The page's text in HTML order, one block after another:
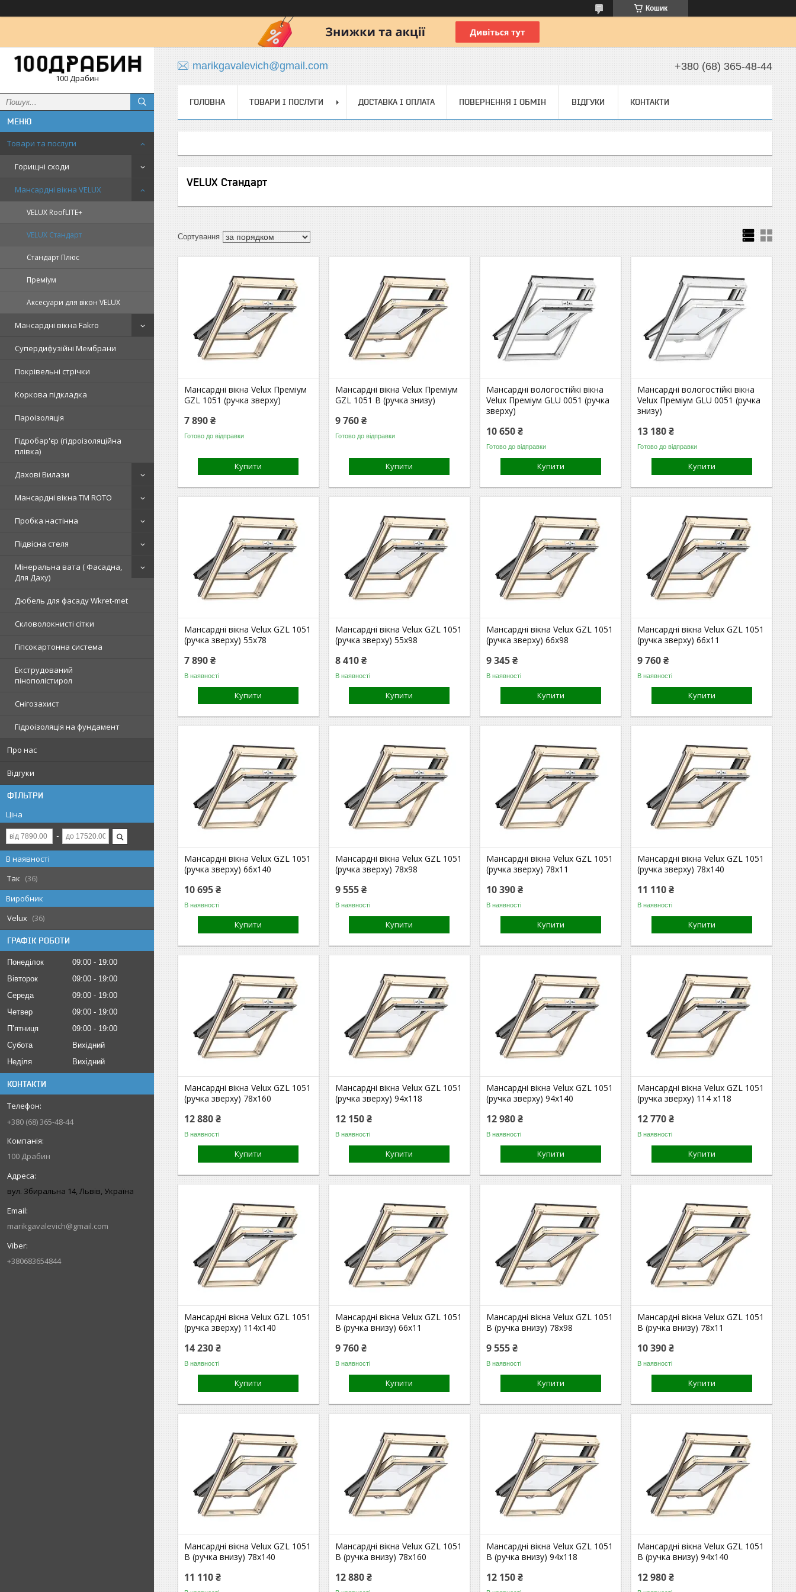
Кошик
100 Драбин
Товари та послуги
Горищні сходи
Мансардні вікна VELUX
VELUX RoofLITE+
VELUX Стандарт
Стандарт Плюс
Преміум
Аксесуари для вікон VELUX
Мансардні вікна Fakro
Супердифузійні Мембрани
Покрівельні стрічки
Коркова підкладка
Пароізоляція
Гідробар'єр (гідроізоляційна
плівка)
Дахові Вилази
Мансардні вікна TM ROTO
Пробка настінна
Підвісна стеля
Мінеральна вата ( Фасадна,
Для Даху)
Дюбель для фасаду Wkret-met
Скловолокнисті сітки
Гіпсокартонна система
Екструдований
пінополістирол
Снігозахист
Гідроізоляція на фундамент
Про нас
Відгуки
ФІЛЬТРИ
Ціна
В наявності
Так
36
Виробник
Velux
36
ГРАФІК РОБОТИ
Понеділок 09:00
19:00
Вівторок
09:00
19:00
Середа
09:00
19:00
Четвер
09:00
19:00
Пʼятниця
09:00
19:00
Субота
Вихідний
Неділя
Вихідний
КОНТАКТИ
+380 (68) 365-48-44
100 Драбин
вул. Збиральна 14, Львів, Україна
marikgavalevich@gmail.com
+380683654844
marikgavalevich@gmail.com +380 (68) 365-48-44
ГОЛОВНА ТОВАРИ І ПОСЛУГИ ДОСТАВКА І ОПЛАТА ПОВЕРНЕННЯ І ОБМІН ВІДГУКИ КОНТАКТИ
VELUX Стандарт
Мансардні вікна Velux Преміум
GZL 1051 (ручка зверху)
7 890 ₴
Готово до відправки
Купити
Мансардні вікна Velux Преміум
GZL 1051 B (ручка знизу)
9 760 ₴
Готово до відправки
Купити
Мансардні вологостійкі вікна
Velux Преміум GLU 0051 (ручка
зверху)
10 650 ₴
Готово до відправки
Купити
Мансардні вологостійкі вікна
Velux Преміум GLU 0051 (ручка
знизу)
13 180 ₴
Готово до відправки
Купити
Мансардні вікна Velux GZL 1051
(ручка зверху) 55x78
7 890 ₴
В наявності
Купити
Мансардні вікна Velux GZL 1051
(ручка зверху) 55x98
8 410 ₴
В наявності
Купити
Мансардні вікна Velux GZL 1051
(ручка зверху) 66x98
9 345 ₴
В наявності
Купити
Мансардні вікна Velux GZL 1051
(ручка зверху) 66x11
9 760 ₴
В наявності
Купити
Мансардні вікна Velux GZL 1051
(ручка зверху) 66х140
10 695 ₴
В наявності
Купити
Мансардні вікна Velux GZL 1051
(ручка зверху) 78x98
9 555 ₴
В наявності
Купити
Мансардні вікна Velux GZL 1051
(ручка зверху) 78x11
10 390 ₴
В наявності
Купити
Мансардні вікна Velux GZL 1051
(ручка зверху) 78x140
11 110 ₴
В наявності
Купити
Мансардні вікна Velux GZL 1051
(ручка зверху) 78x160
12 880 ₴
В наявності
Купити
Мансардні вікна Velux GZL 1051
(ручка зверху) 94x118
12 150 ₴
В наявності
Купити
Мансардні вікна Velux GZL 1051
(ручка зверху) 94x140
12 980 ₴
В наявності
Купити
Мансардні вікна Velux GZL 1051
(ручка зверху) 114 x118
12 770 ₴
В наявності
Купити
Мансардні вікна Velux GZL 1051
(ручка зверху) 114x140
14 230 ₴
В наявності
Купити
Мансардні вікна Velux GZL 1051
B (ручка внизу) 66x11
9 760 ₴
В наявності
Купити
Мансардні вікна Velux GZL 1051
B (ручка внизу) 78x98
9 555 ₴
В наявності
Купити
Мансардні вікна Velux GZL 1051
B (ручка внизу) 78x11
10 390 ₴
В наявності
Купити
Мансардні вікна Velux GZL 1051
B (ручка внизу) 78x140
11 110 ₴
Мансардні вікна Velux GZL 1051
B (ручка внизу) 78x160
12 880 ₴
Мансардні вікна Velux GZL 1051
B (ручка внизу) 94x118
12 150 ₴
Мансардні вікна Velux GZL 1051
B (ручка внизу) 94x140
12 980 ₴